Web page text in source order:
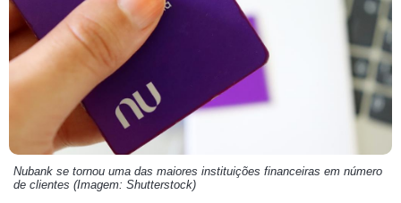
Nubank se tornou uma das maiores instituições financeiras em número
de clientes (Imagem: Shutterstock)